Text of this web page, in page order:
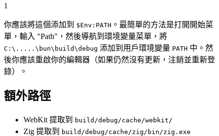
1
你應該將這個添加到 $Env:PATH 。最簡單的方法是打開開始菜
單，輸入 "Path"，然後導航到環境變量菜單，將
C:\.....\bun\build\debug 添加到用戶環境變量 PATH 中。然
後你應該重啟你的編輯器（如果仍然沒有更新，注銷並重新登
錄）。
額外路徑
WebKit 提取到 build/debug/cache/webkit/
Zig 提取到 build/debug/cache/zig/bin/zig.exe